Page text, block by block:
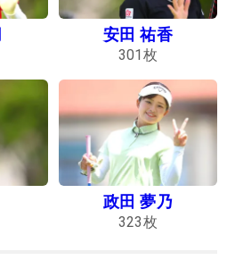
安田 祐香
301 枚
政田 夢乃
323枚